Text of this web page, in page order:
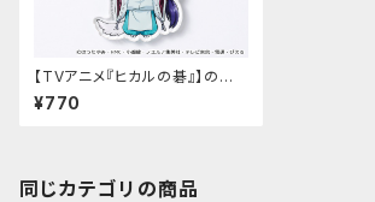
【TVアニメ『ヒカルの碁』】のび
猫アクリルキーホルダー（藤原
佐為）
¥770
同じカテゴリの商品